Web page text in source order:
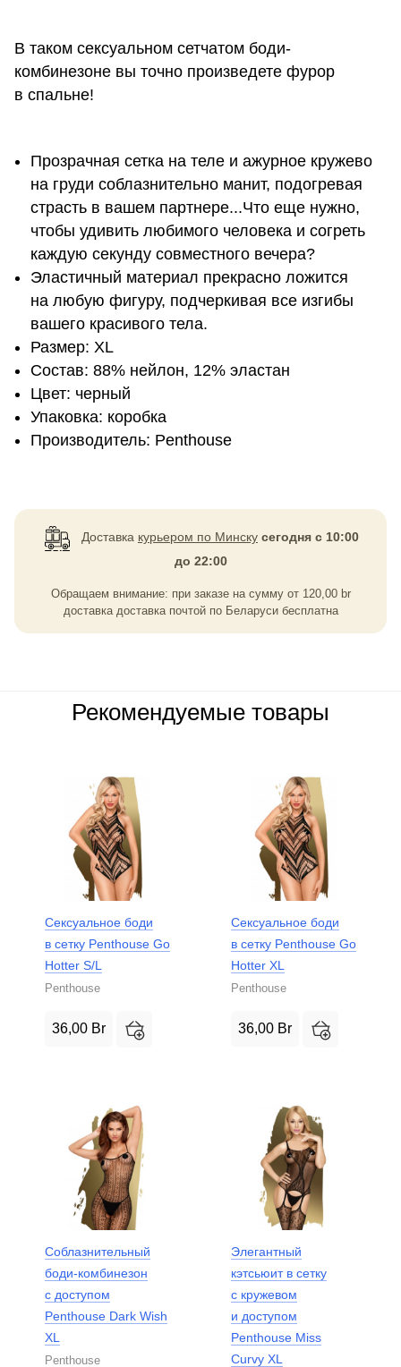
В таком сексуальном сетчатом боди-
комбинезоне вы точно произведете фурор
в спальне!
Прозрачная сетка на теле и ажурное кружево
на груди соблазнительно манит, подогревая
страсть в вашем партнере...Что еще нужно,
чтобы удивить любимого человека и согреть
каждую секунду совместного вечера?
Эластичный материал прекрасно ложится
на любую фигуру, подчеркивая все изгибы
вашего красивого тела.
Размер: XL
Состав: 88% нейлон, 12% эластан
Цвет: черный
Упаковка: коробка
Производитель: Penthouse
Доставка курьером по Минску сегодня с 10:00
до 22:00
Обращаем внимание: при заказе на сумму от 120,00 br
доставка доставка почтой по Беларуси бесплатна
Рекомендуемые товары
Сексуальное боди
в сетку Penthouse Go
Hotter S/L
Penthouse
36,00 Br
Сексуальное боди
в сетку Penthouse Go
Hotter XL
Penthouse
36,00 Br
Соблазнительный
боди-комбинезон
с доступом
Penthouse Dark Wish
XL
Penthouse
Элегантный
кэтсьюит в сетку
с кружевом
и доступом
Penthouse Miss
Curvy XL